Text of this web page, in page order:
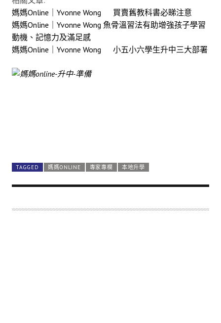
媽媽Online｜Yvonne Wong 買賣舊教科書必睇注意
媽媽Online｜Yvonne Wong 魚骨溫習法有助增強孩子學習
動機、記憶力及滿足感
媽媽Online｜Yvonne Wong 小五小六學生升中三大部署
TAGGED 媽媽ONLINE 專家專欄 本地升學